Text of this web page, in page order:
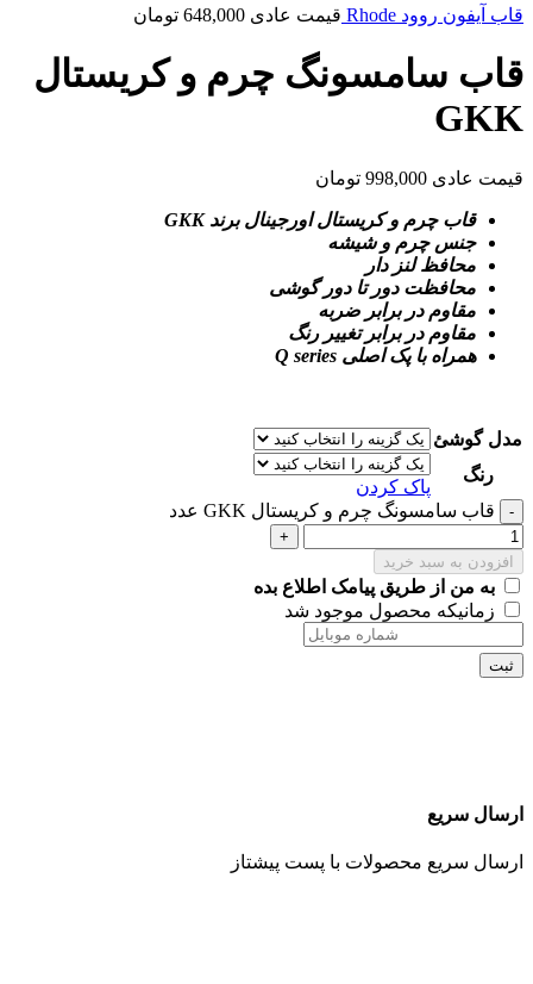
قاب آیفون روود Rhode قیمت عادی 648,000 تومان
قاب سامسونگ چرم و کریستال
GKK
قیمت عادی 998,000 تومان
قاب چرم و کریستال اورجینال برند GKK
جنس چرم و شیشه
محافظ لنز دار
محافظت دور تا دور گوشی
مقاوم در برابر ضربه
مقاوم در برابر تغییر رنگ
همراه با پک اصلی Q series
مدل گوشئ
رنگ
پاک کردن
قاب سامسونگ چرم و کریستال GKK عدد
افزودن به سبد خرید
به من از طریق پیامک اطلاع بده
زمانیکه محصول موجود شد
ثبت
ارسال سریع
ارسال سریع محصولات با پست پیشتاز